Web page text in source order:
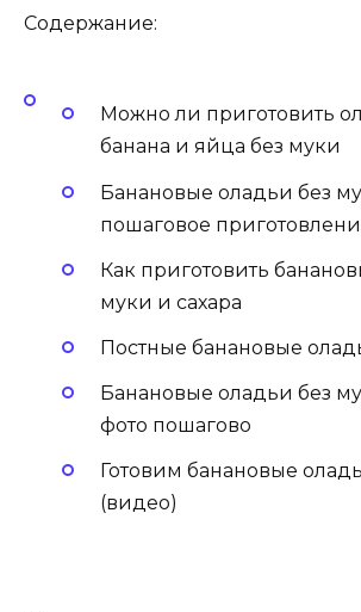
Содержание:
Можно ли приготовить
банана и яйца без муки
Банановые оладьи без
пошаговое
Как приготовить
муки и сахара
Постные банановые
Банановые оладьи без
фото пошагово
Готовим банановые
(видео)